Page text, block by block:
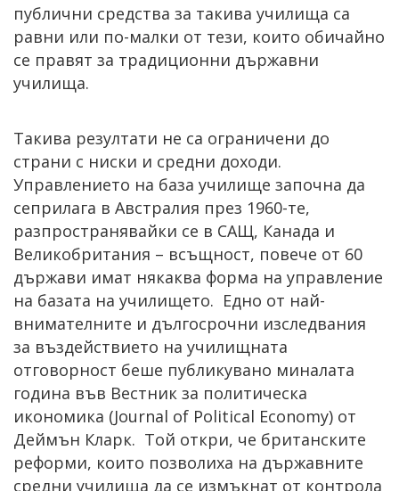
публични средства за такива училища са
равни или по-малки от тези, които обичайно
се правят за традиционни държавни
училища.
Такива резултати не са ограничени до
страни с ниски и средни доходи.
Управлението на база училище започна да
сеприлага в Австралия през 1960-те,
разпространявайки се в САЩ, Канада и
Великобритания – всъщност, повече от 60
държави имат някаква форма на управление
на базата на училището. Едно от най-
внимателните и дългосрочни изследвания
за въздействието на училищната
отговорност беше публикувано миналата
година във Вестник за политическа
икономика (Journal of Political Economy) от
Деймън Кларк. Той откри, че британските
реформи, които позволиха на държавните
средни училища да се измъкнат от контрола